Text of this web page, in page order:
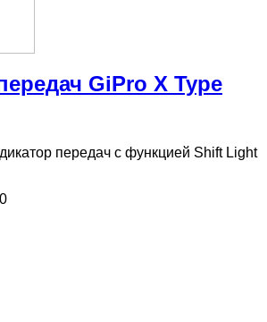
GiPro X Type
передач с функцией Shift Light